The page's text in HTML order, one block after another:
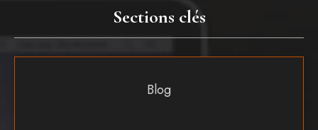
Sections clés
Blog